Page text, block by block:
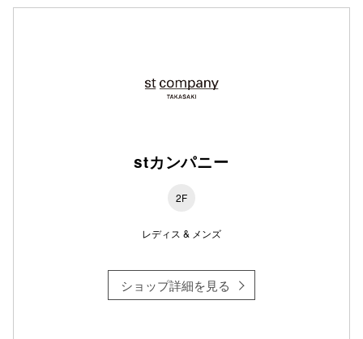
stカンパニー
2F
レディス & メンズ
ショップ詳細を見る